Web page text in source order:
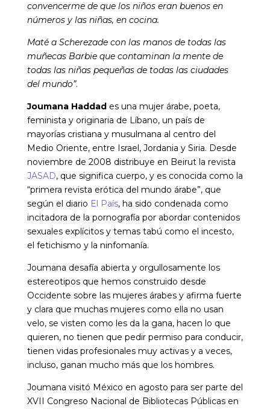
convencerme de que los niños eran buenos en
números y las niñas, en cocina.
Maté a Scherezade con las manos de todas las
muñecas Barbie que contaminan la mente de
todas las niñas pequeñas de todas las ciudades
del mundo”.
Joumana Haddad es una mujer árabe, poeta,
feminista y originaria de Líbano, un país de
mayorías cristiana y musulmana al centro del
Medio Oriente, entre Israel, Jordania y Siria. Desde
noviembre de 2008 distribuye en Beirut la revista
JASAD, que significa cuerpo, y es conocida como la
“primera revista erótica del mundo árabe”, que
según el diario El País, ha sido condenada como
incitadora de la pornografía por abordar contenidos
sexuales explícitos y temas tabú como el incesto,
el fetichismo y la ninfomanía.
Joumana desafía abierta y orgullosamente los
estereotipos que hemos construido desde
Occidente sobre las mujeres árabes y afirma fuerte
y clara que muchas mujeres como ella no usan
velo, se visten como les da la gana, hacen lo que
quieren, no tienen que pedir permiso para conducir,
tienen vidas profesionales muy activas y a veces,
incluso, ganan mucho más que los hombres.
Joumana visitó México en agosto para ser parte del
XVII Congreso Nacional de Bibliotecas Públicas en